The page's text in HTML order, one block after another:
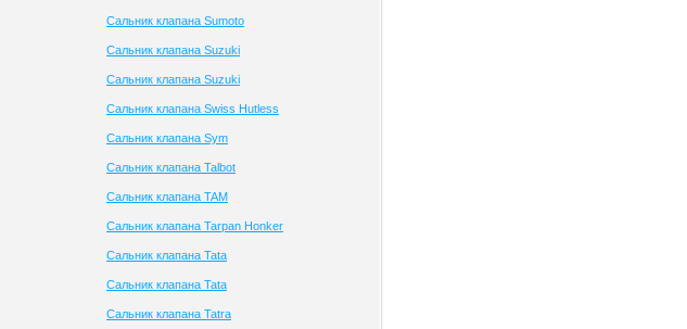
Сальник клапана Sumoto
Сальник клапана Suzuki
Сальник клапана Suzuki
Сальник клапана Swiss Hutless
Сальник клапана Sym
Сальник клапана Talbot
Сальник клапана TAM
Сальник клапана Tarpan Honker
Сальник клапана Tata
Сальник клапана Tata
Сальник клапана Tatra